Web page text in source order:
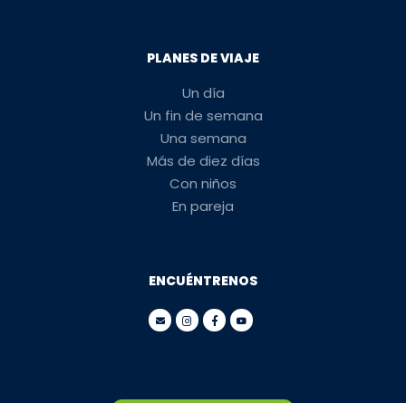
PLANES DE VIAJE
Un día
Un fin de semana
Una semana
Más de diez días
Con niños
En pareja
ENCUÉNTRENOS